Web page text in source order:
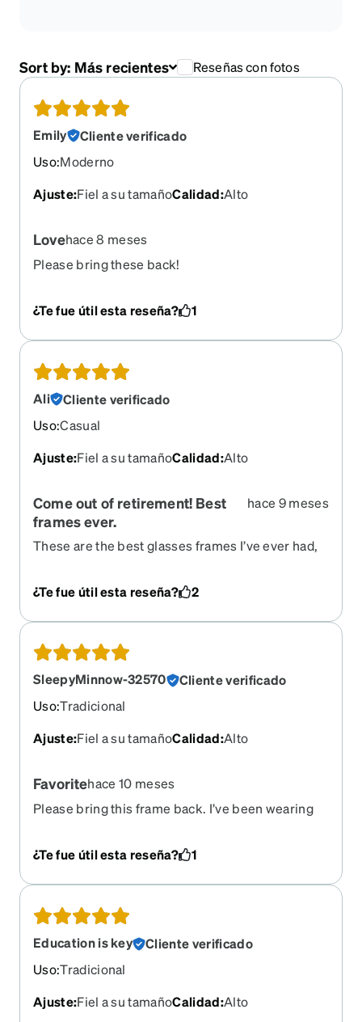
Sort by: Más recientes Reseñas con fotos
Emily
Cliente verificado
Uso:Moderno
Ajuste:Fiel a su tamañoCalidad:Alto
Lovehace 8 meses
Please bring these back!
¿Te fue útil esta reseña? 1
Ali
Cliente verificado
Uso:Casual
Ajuste:Fiel a su tamañoCalidad:Alto
Come out of retirement! Best
frames ever.
hace 9 meses
These are the best glasses frames I’ve ever had,
and sleek looking, please bring them back!
¿Te fue útil esta reseña? 2
SleepyMinnow-32570
Cliente verificado
Uso:Tradicional
Ajuste:Fiel a su tamañoCalidad:Alto
Favoritehace 10 meses
Please bring this frame back. I’ve been wearing
¿Te fue útil esta reseña? 1
Education is key
Cliente verificado
Uso:Tradicional
Ajuste:Fiel a su tamañoCalidad:Alto